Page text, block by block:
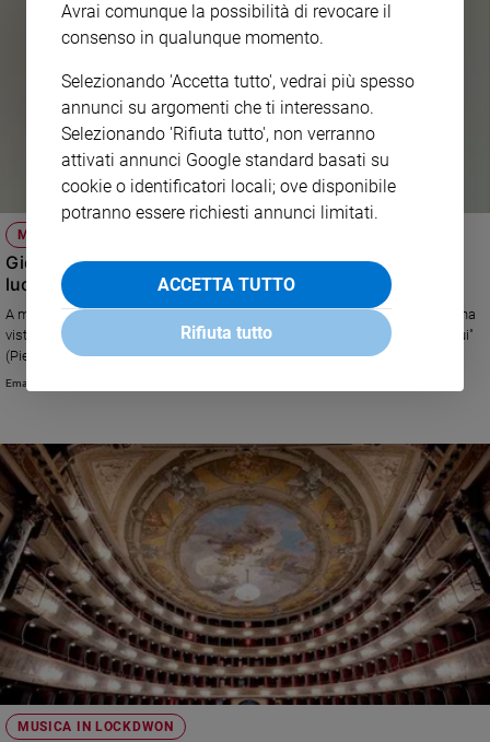
MEDICO IN PRIMA LINEA
Giovanni Albano: «Nel tunnel del Covid ho creduto alla
luce»
A marzo 2020, da primario di terapia intensiva al Gavazzeni di Bergamo, ha
visto arrivare lo tsunami del Covid. Ora, in un libro intitolato "I giorni più bui"
(Piemme), racconta come ha conservato la speranza (foto di Giovanni
Panizza)
Emanuela Citterio
MUSICA IN LOCKDWON
Avrai comunque la possibilità di revocare il
consenso in qualunque momento.
Selezionando 'Accetta tutto', vedrai più spesso
annunci su argomenti che ti interessano.
Selezionando 'Rifiuta tutto', non verranno
attivati annunci Google standard basati su
cookie o identificatori locali; ove disponibile
potranno essere richiesti annunci limitati.
ACCETTA TUTTO
Rifiuta tutto